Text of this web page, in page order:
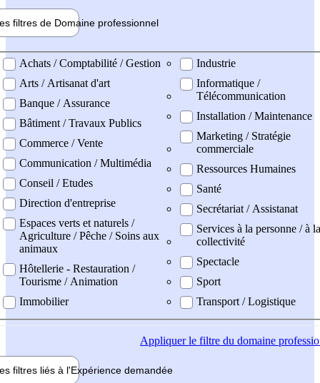
filtres de Domaine professionnel
professionel
Achats / Comptabilité / Gestion
Arts / Artisanat d'art
Banque / Assurance
Bâtiment / Travaux Publics
Commerce / Vente
Communication / Multimédia
Conseil / Etudes
Direction d'entreprise
Espaces verts et naturels /
Agriculture / Pêche / Soins aux
animaux
Hôtellerie - Restauration /
Tourisme / Animation
Immobilier
Industrie
Informatique /
Télécommunication
Installation / Maintenance
Marketing / Stratégie
commerciale
Ressources Humaines
Santé
Secrétariat / Assistanat
Services à la personne / à la
collectivité
Spectacle
Sport
Transport / Logistique
Appliquerle filtre du domaine
filtres liés à l'Expérience demandée